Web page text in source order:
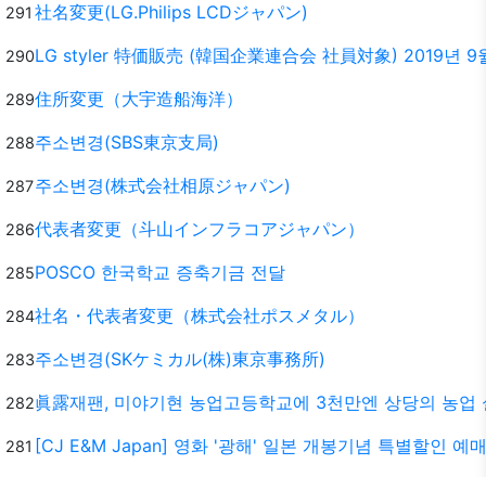
291 社名変更(LG.Philips LCDジャパン)
290LG styler 特価販売 (韓国企業連合会 社員対象) 2019년 9
289住所変更（大宇造船海洋）
288주소변경(SBS東京支局)
287주소변경(株式会社相原ジャパン)
286代表者変更（斗山インフラコアジャパン）
285POSCO 한국학교 증축기금 전달
284社名・代表者変更（株式会社ポスメタル）
283주소변경(SKケミカル(株)東京事務所)
282眞露재팬, 미야기현 농업고등학교에 3천만엔 상당의 농업
281 [CJ E&M Japan] 영화 '광해' 일본 개봉기념 특별할인 예